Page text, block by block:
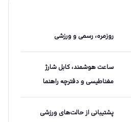
روزمره، رسمی و ورزشی
ساعت هوشمند، کابل شارژ
مغناطیسی و دفترچه راهنما
پشتیبانی از حالت‌های ورزشی